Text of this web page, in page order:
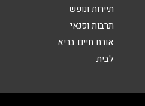
תיירות ונופש
תרבות ופנאי
אורח חיים בריא
לבית